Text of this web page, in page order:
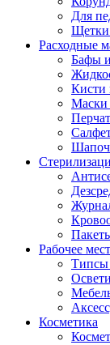
Для
Щетки
Расходные
Бафы
Кисти
Маски
Рабочее
Косметика